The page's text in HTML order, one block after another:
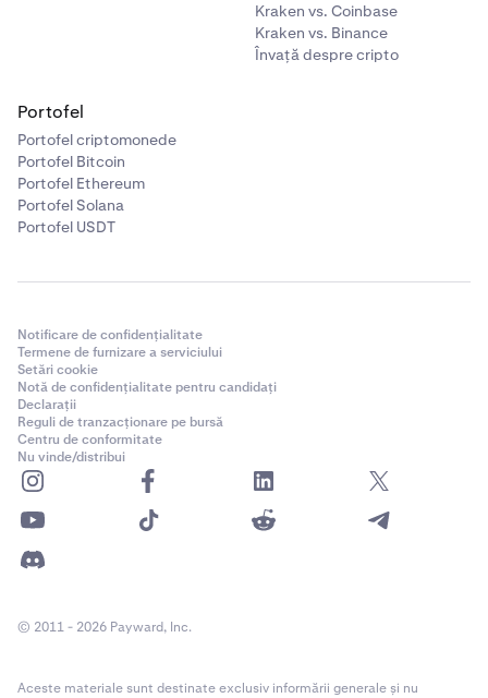
Kraken vs. Coinbase
Kraken vs. Binance
Învață despre cripto
Portofel
Portofel criptomonede
Portofel Bitcoin
Portofel Ethereum
Portofel Solana
Portofel USDT
Notificare de confidențialitate
Termene de furnizare a serviciului
Setări cookie
Notă de confidențialitate pentru candidați
Declarații
Reguli de tranzacționare pe bursă
Centru de conformitate
Nu vinde/distribui
© 2011 - 2026 Payward, Inc.
Aceste materiale sunt destinate exclusiv informării generale și nu